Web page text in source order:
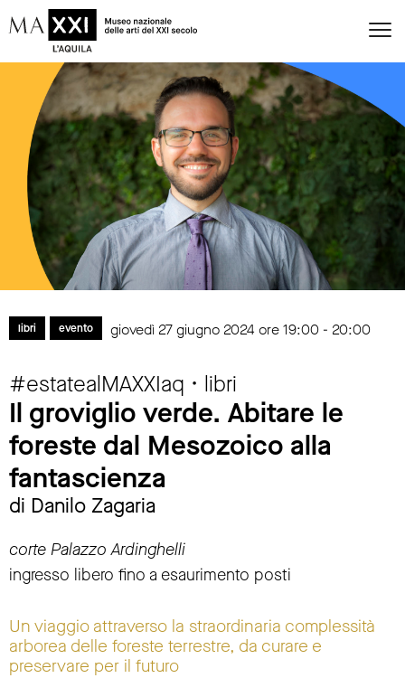
libri evento giovedì 27 giugno 2024 ore 19:00 - 20:00
#estatealMAXXIaq • libri
Il groviglio verde. Abitare le
foreste dal Mesozoico alla
fantascienza
di Danilo Zagaria
corte Palazzo Ardinghelli
ingresso libero fino a esaurimento posti
Un viaggio attraverso la straordinaria complessità
arborea delle foreste terrestre, da curare e
preservare per il futuro